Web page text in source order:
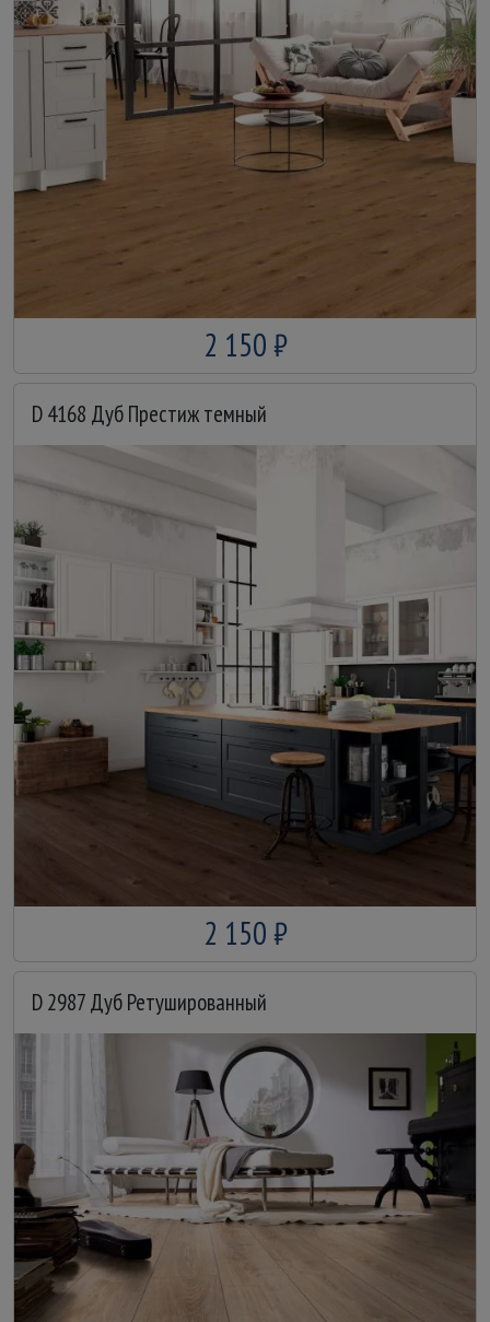
2 150 ₽
D 4168 Дуб Престиж темный
2 150 ₽
D 2987 Дуб Ретушированный